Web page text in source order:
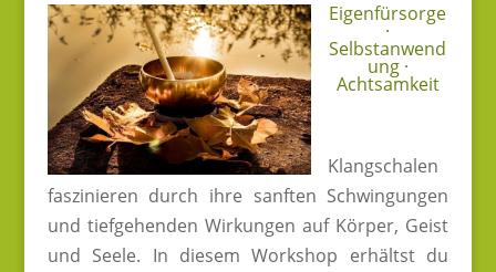
Eigenfürsorge
·
Selbstanwend
ung ·
Achtsamkeit
Klangschalen
faszinieren durch ihre sanften Schwingungen
und tiefgehenden Wirkungen auf Körper, Geist
und Seele. In diesem Workshop erhältst du